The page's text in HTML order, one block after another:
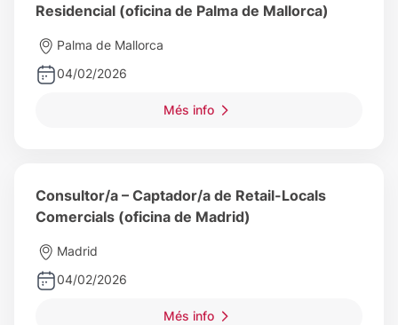
Residencial (oficina de Palma de Mallorca)
Palma de Mallorca
04/02/2026
Més info
Consultor/a – Captador/a de Retail-Locals
Comercials (oficina de Madrid)
Madrid
04/02/2026
Més info